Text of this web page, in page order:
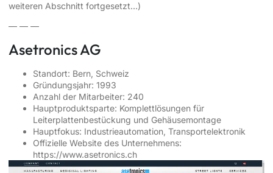
weiteren Abschnitt fortgesetzt...)
— — —
Asetronics AG
Standort: Bern, Schweiz
Gründungsjahr: 1993
Anzahl der Mitarbeiter: 240
Hauptproduktsparte: Komplettlösungen für
Leiterplattenbestückung und Gehäusemontage
Hauptfokus: Industrieautomation, Transportelektronik
Offizielle Website des Unternehmens:
https://www.asetronics.ch